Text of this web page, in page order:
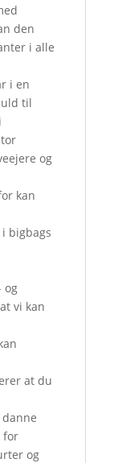
den
i alle
i en
til
og
kan
bigbags
og
vi kan
at du
for
og